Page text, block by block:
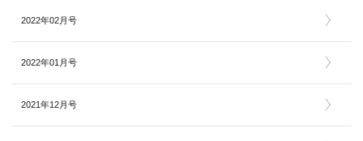
2022年02月号
2022年01月号
2021年12月号